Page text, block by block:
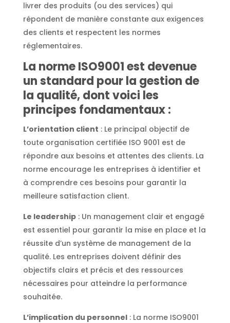
livrer des produits (ou des services) qui
répondent de manière constante aux exigences
des clients et respectent les normes
réglementaires.
La norme ISO9001 est devenue
un standard pour la gestion de
la qualité, dont voici les
principes fondamentaux :
L’orientation client : Le principal objectif de
toute organisation certifiée ISO 9001 est de
répondre aux besoins et attentes des clients. La
norme encourage les entreprises à identifier et
à comprendre ces besoins pour garantir la
meilleure satisfaction client.
Le leadership: Un management clair et engagé
est essentiel pour garantir la mise en place et la
réussite d’un système de management de la
qualité. Les entreprises doivent définir des
objectifs clairs et précis et des ressources
nécessaires pour atteindre la performance
souhaitée.
L’implication du personnel: La norme ISO9001